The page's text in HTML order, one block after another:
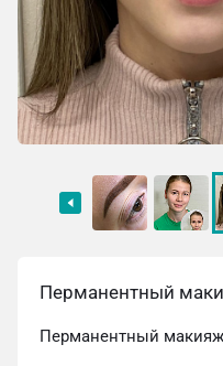
Перманентный
Перманентный